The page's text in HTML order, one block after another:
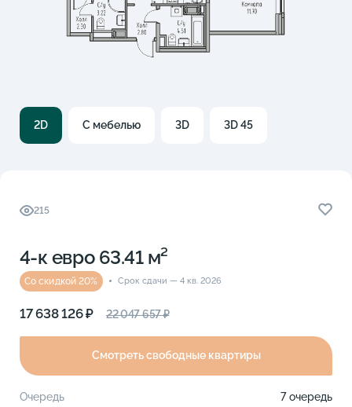
2D С мебелью 3D 3D 45
215
4-к eвро 63.41 м²
Со скидкой 20% Срок сдачи — 4 кв. 2026
17 638 126 ₽ 22 047 657 ₽
Смотреть свободные квартиры
Очередь
7 очередь